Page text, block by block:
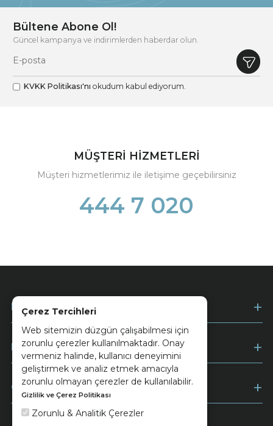
Çerez Tercihleri
Web sitemizin düzgün çalışabilmesi için
zorunlu çerezler kullanılmaktadır. Onay
vermeniz halinde, kullanıcı deneyimini
geliştirmek ve analiz etmek amacıyla
zorunlu olmayan çerezler de kullanılabilir.
Gizlilik ve Çerez Politikası
Zorunlu & Analitik Çerezler
Bültene Abone Ol!
Güncel kampanya ve indirimlerden haberdar olun.
KVKK Politikası'nı okudum kabul ediyorum.
MÜŞTERİ HİZMETLERİ
Müşteri hizmetlerimiz ile iletişime geçebilirsiniz
444 7 020
Kurumsal
Müşteri Hizmetleri
Ödeme